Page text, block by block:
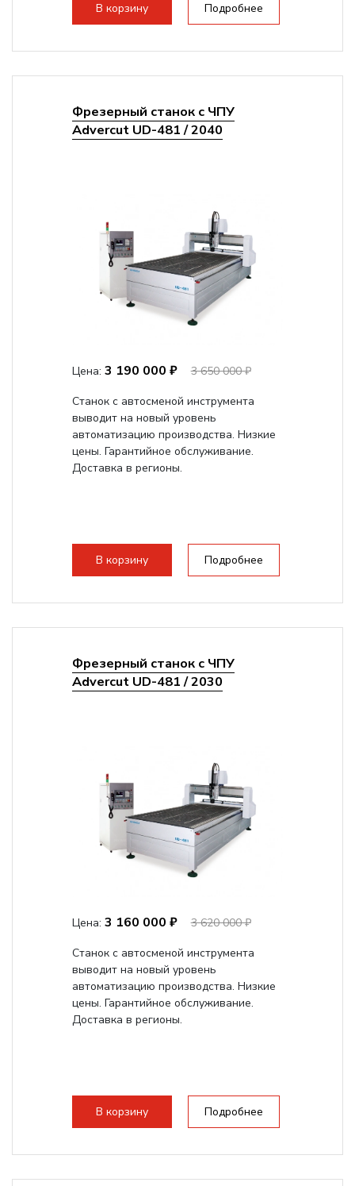
В корзину Подробнее
Фрезерный станок с ЧПУ
Advercut UD-481 / 2040
Цена: 3 190 000 ₽
3 650 000 ₽
Станок с автосменой инструмента
выводит на новый уровень
автоматизацию производства. Низкие
цены. Гарантийное обслуживание.
Доставка в регионы.
В корзину Подробнее
Фрезерный станок с ЧПУ
Advercut UD-481 / 2030
Цена: 3 160 000 ₽
3 620 000 ₽
Станок с автосменой инструмента
выводит на новый уровень
автоматизацию производства. Низкие
цены. Гарантийное обслуживание.
Доставка в регионы.
В корзину Подробнее